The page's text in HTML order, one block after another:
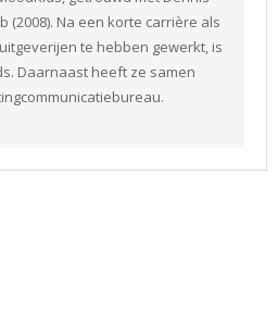
(2008). Na een korte carrière als
te hebben gewerkt, is
Daarnaast heeft ze samen